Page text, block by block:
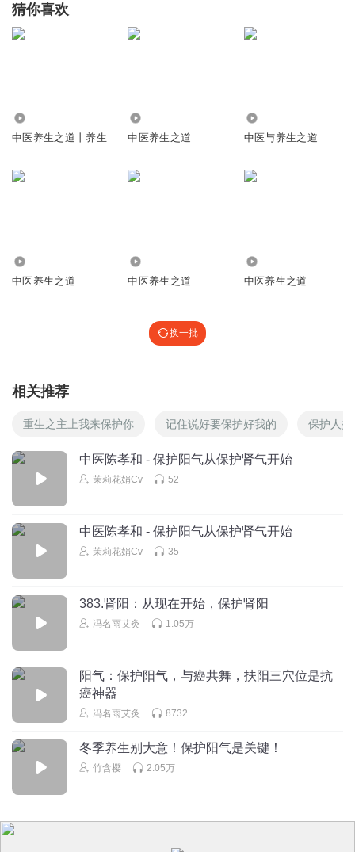
猜你喜欢
中医养生之道丨养生 中医养生之道 中医与养生之道
中医养生之道 中医养生之道 中医养生之道
换一批
相关推荐
重生之主上我来保护你 记住说好要保护好我的 保护人类
中医陈孝和 - 保护阳气从保护肾气开始
茉莉花娟Cv 52
中医陈孝和 - 保护阳气从保护肾气开始
茉莉花娟Cv 35
383.肾阳：从现在开始，保护肾阳
冯名雨艾灸 1.05万
阳气：保护阳气，与癌共舞，扶阳三穴位是抗
癌神器
冯名雨艾灸 8732
冬季养生别大意！保护阳气是关键！
竹含樱 2.05万